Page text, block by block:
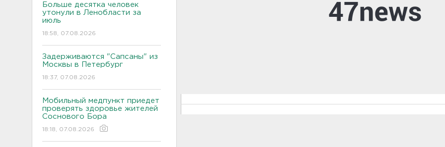
Больше десятка человек
утонули в Ленобласти за
июль
18:58, 07.08.2026
Задерживаются "Сапсаны" из
Москвы в Петербург
18:37, 07.08.2026
Мобильный медпункт приедет
проверять здоровье жителей
Соснового Бора
18:18, 07.08.2026